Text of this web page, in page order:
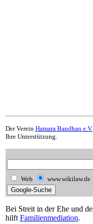
Der Verein Hamara Bandhan e.V.
Ihre Unterstützung.
Web www.wikilaw.de
Bei Streit in der Ehe und
hilft Familienmediation.